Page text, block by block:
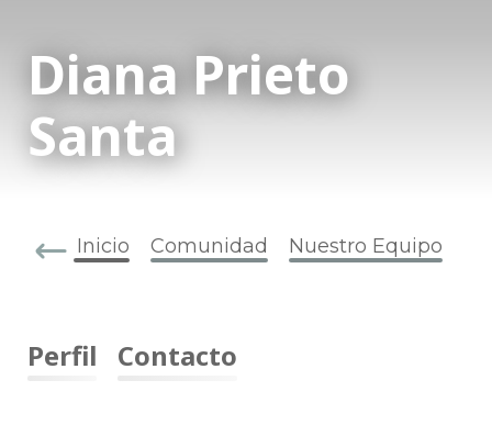
Diana Prieto
Santa
Inicio Comunidad Nuestro Equipo
Perfil Contacto